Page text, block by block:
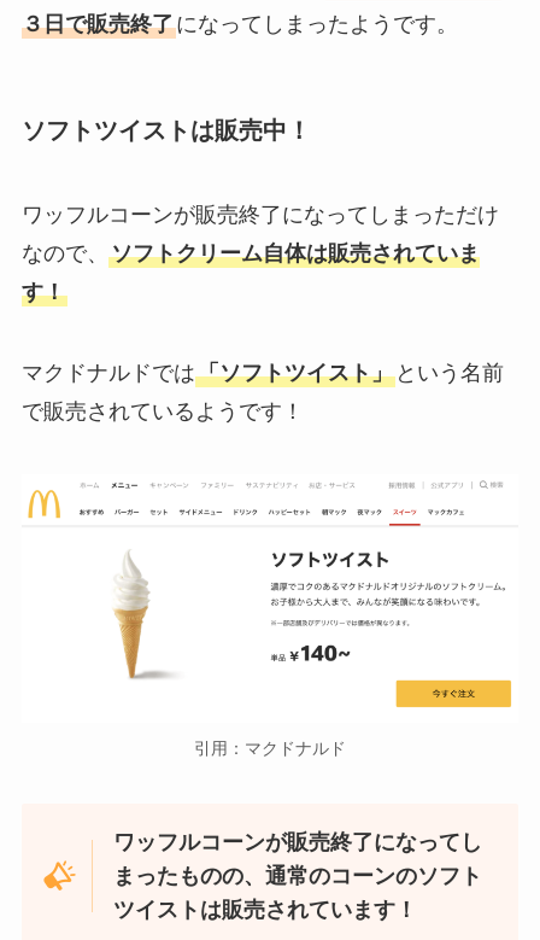
３日で販売終了になってしまったようです。
ソフトツイストは販売中！
ワッフルコーンが販売終了になってしまっただけ
なので、 ソフトクリーム自体は販売されていま
す！
マクドナルドでは「ソフトツイスト」という名前
で販売されているようです！
引用：マクドナルド
ワッフルコーンが販売終了になってし
まったものの、通常のコーンのソフト
ツイストは販売されています！